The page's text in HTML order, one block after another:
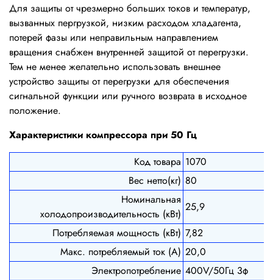
Для защиты от чрезмерно больших токов и температур,
вызванных пергрузкой, низким расходом хладагента,
потерей фазы или неправильным направлением
вращения снабжен внутренней защитой от перегрузки.
Тем не менее желательно использовать внешнее
устройство защиты от перегрузки для обеспечения
сигнальной функции или ручного возврата в исходное
положение.
Характеристики компрессора при 50 Гц
Код товара 1070
Вес нетто(кг) 80
Номинальная
холодопроизводительность (кВт)
25,9
Потребляемая мощность (кВт) 7,82
Макс. потребляемый ток (А) 20,0
Электропотребление 400V/50Гц 3ф